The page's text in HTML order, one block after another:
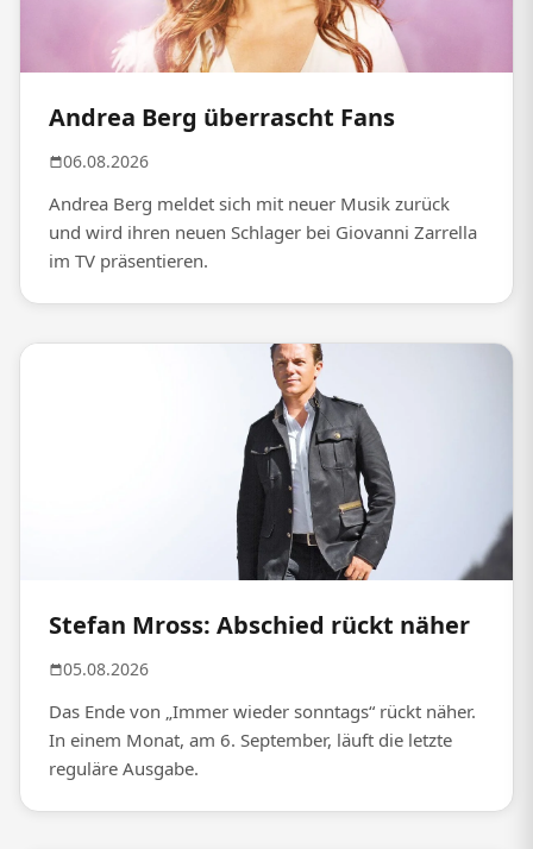
Andrea Berg überrascht Fans
06.08.2026
Andrea Berg meldet sich mit neuer Musik zurück
und wird ihren neuen Schlager bei Giovanni Zarrella
im TV präsentieren.
Stefan Mross: Abschied rückt näher
05.08.2026
Das Ende von „Immer wieder sonntags“ rückt näher.
In einem Monat, am 6. September, läuft die letzte
reguläre Ausgabe.